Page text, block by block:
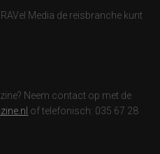
Media de reisbranche kunt
Neem contact op met de
of telefonisch: 035 67 28